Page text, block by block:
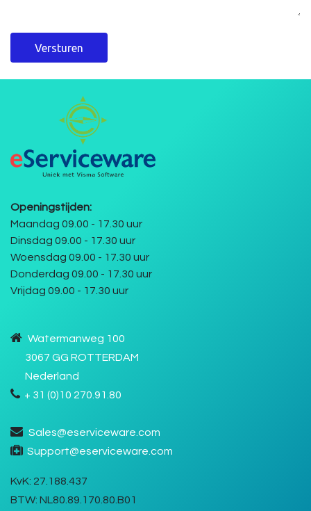
Versturen
Openingstijden:
Maandag 09.00 - 17.30 uur
Dinsdag 09.00 - 17.30 uur
Woensdag 09.00 - 17.30 uur
Donderdag 09.00 - 17.30 uur
Vrijdag 09.00 - 17.30 uur
Watermanweg 100
3067 GG ROTTERDAM
Nederland
+ 31 (0)10 270.91.80
Sales@eserviceware.com
Support@eserviceware.com
KvK: 27.188.437
BTW: NL80.89.170.80.B01